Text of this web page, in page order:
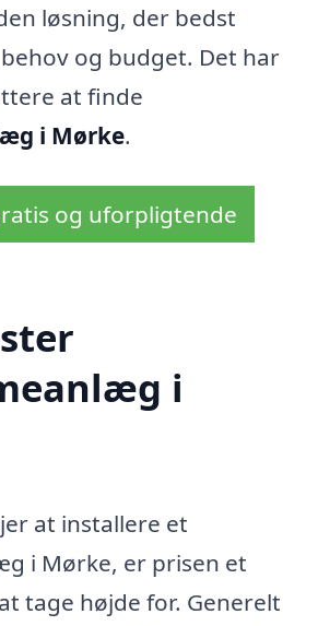
løsning, der bedst
og budget. Det har
at finde
i Mørke.
og uforpligtende
i
at installere et
i Mørke, er prisen et
tage højde for. Generelt